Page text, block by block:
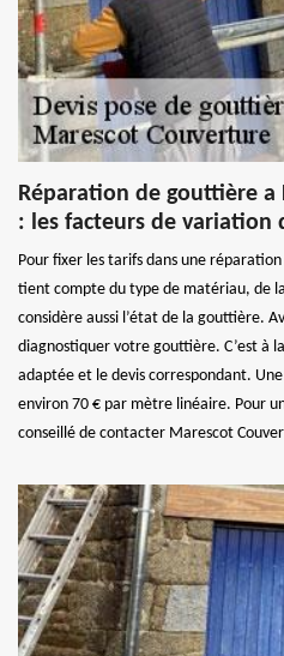
Réparation de gouttière
: les facteurs de variation
Pour fixer les tarifs dans une
tient compte du type de matériau, de
considère aussi l’état de la gouttière.
diagnostiquer votre gouttière. C’est à
adaptée et le devis correspondant.
environ 70 € par mètre linéaire. Pour
conseillé de contacter Marescot